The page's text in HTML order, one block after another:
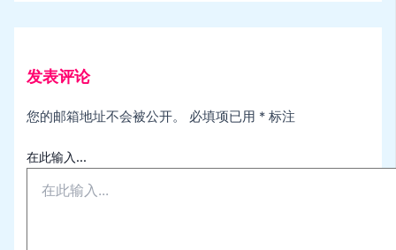
发表评论
您的邮箱地址不会被公开。 必填项已用 * 标注
在此输入...